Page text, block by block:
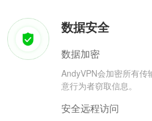
数据安全
数据加密
AndyVPN会加密所有传
意行为者窃取信息。
安全远程访问